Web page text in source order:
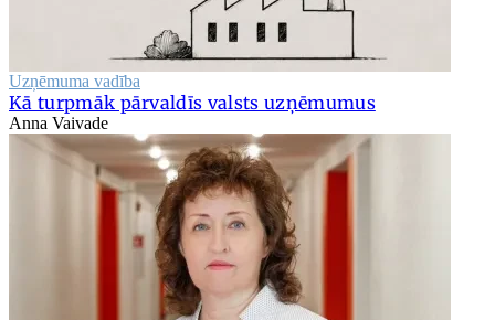
Uzņēmuma vadība
Kā turpmāk pārvaldīs valsts uzņēmumus
Anna Vaivade